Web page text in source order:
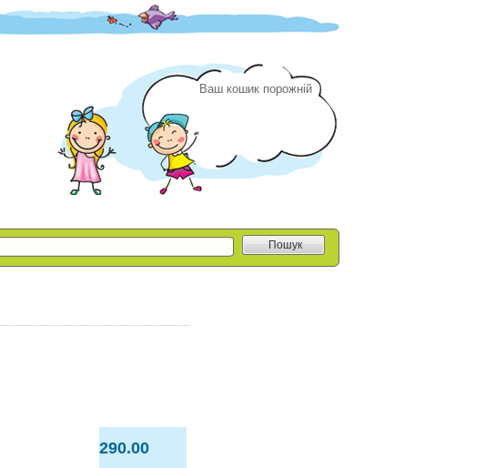
Ваш кошик порожній
Пошук
290.00